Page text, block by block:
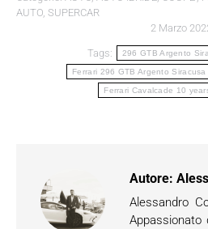
AUTO, SUPERCAR
2 Marzo
Tags: 296 GTB Argento
Ferrari 296 GTB Argento Siracusa
Ferrari Cavalcade 10
Autore:
Alessandro
Appassionato